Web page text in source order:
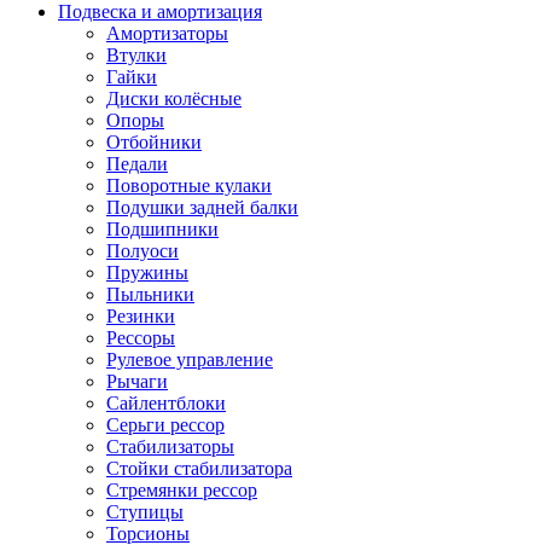
Подвеска и амортизация
Амортизаторы
Втулки
Гайки
Диски колёсные
Опоры
Отбойники
Педали
Поворотные кулаки
Подушки задней балки
Подшипники
Полуоси
Пружины
Пыльники
Резинки
Рессоры
Рулевое управление
Рычаги
Сайлентблоки
Серьги рессор
Стабилизаторы
Стойки стабилизатора
Стремянки рессор
Ступицы
Торсионы